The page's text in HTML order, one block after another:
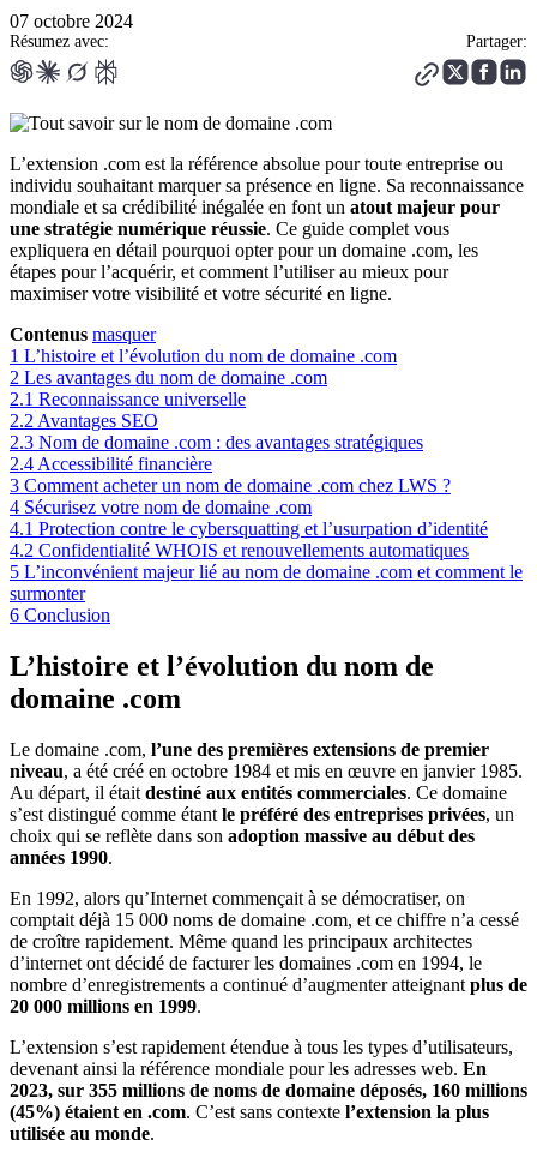
07 octobre 2024
Résumez avec: Partager:
L’extension .com est la référence absolue pour toute entreprise ou
individu souhaitant marquer sa présence en ligne. Sa reconnaissance
mondiale et sa crédibilité inégalée en font un atout majeur pour
une stratégie numérique réussie. Ce guide complet vous
expliquera en détail pourquoi opter pour un domaine .com, les
étapes pour l’acquérir, et comment l’utiliser au mieux pour
maximiser votre visibilité et votre sécurité en ligne.
Contenus masquer
1 L’histoire et l’évolution du nom de domaine .com
2 Les avantages du nom de domaine .com
2.1 Reconnaissance universelle
2.2 Avantages SEO
2.3 Nom de domaine .com : des avantages stratégiques
2.4 Accessibilité financière
3 Comment acheter un nom de domaine .com chez LWS ?
4 Sécurisez votre nom de domaine .com
4.1 Protection contre le cybersquatting et l’usurpation d’identité
4.2 Confidentialité WHOIS et renouvellements automatiques
5 L’inconvénient majeur lié au nom de domaine .com et comment le
surmonter
6 Conclusion
L’histoire et l’évolution du nom de
domaine .com
Le domaine .com, l’une des premières extensions de premier
niveau, a été créé en octobre 1984 et mis en œuvre en janvier 1985.
Au départ, il était destiné aux entités commerciales. Ce domaine
s’est distingué comme étant le préféré des entreprises privées, un
choix qui se reflète dans son adoption massive au début des
années 1990.
En 1992, alors qu’Internet commençait à se démocratiser, on
comptait déjà 15 000 noms de domaine .com, et ce chiffre n’a cessé
de croître rapidement. Même quand les principaux architectes
d’internet ont décidé de facturer les domaines .com en 1994, le
nombre d’enregistrements a continué d’augmenter atteignant plus de
20 000 millions en 1999.
L’extension s’est rapidement étendue à tous les types d’utilisateurs,
devenant ainsi la référence mondiale pour les adresses web. En
2023, sur 355 millions de noms de domaine déposés, 160 millions
(45%) étaient en .com. C’est sans contexte l’extension la plus
utilisée au monde.